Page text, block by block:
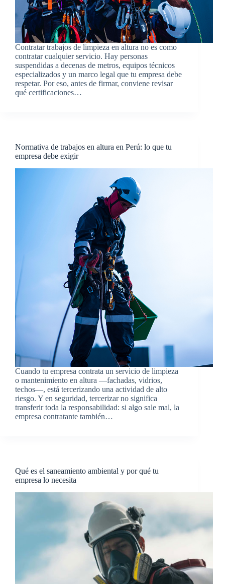
Contratar trabajos de limpieza en altura no es como
contratar cualquier servicio. Hay personas
suspendidas a decenas de metros, equipos técnicos
especializados y un marco legal que tu empresa debe
respetar. Por eso, antes de firmar, conviene revisar
qué certificaciones…
Normativa de trabajos en altura en Perú: lo que tu
empresa debe exigir
Cuando tu empresa contrata un servicio de limpieza
o mantenimiento en altura —fachadas, vidrios,
techos—, está tercerizando una actividad de alto
riesgo. Y en seguridad, tercerizar no significa
transferir toda la responsabilidad: si algo sale mal, la
empresa contratante también…
Qué es el saneamiento ambiental y por qué tu
empresa lo necesita